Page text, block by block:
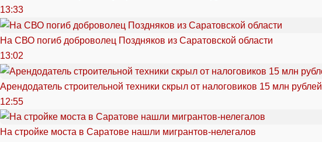
13:33
На СВО погиб доброволец Поздняков из Саратовской области
13:02
Арендодатель строительной техники скрыл от налоговиков 15 млн рублей
12:55
На стройке моста в Саратове нашли мигрантов-нелегалов